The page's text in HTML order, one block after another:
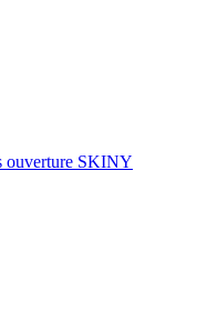
ouverture SKINY